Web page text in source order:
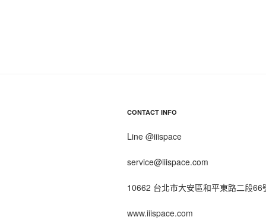
CONTACT INFO
Line @iiispace
service@iiispace.com
10662 台北市大安區和平東路二段66
www.iiispace.com